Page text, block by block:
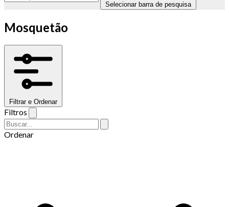
Selecionar barra de pesquisa
Mosquetão
Filtrar e Ordenar
Filtros
Ordenar